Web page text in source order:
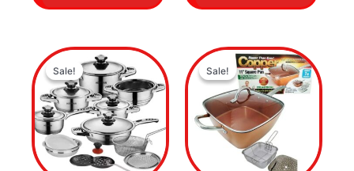
Sale!
Sale!
Original
price
was:
$849,900.00.
Current
price
is:
$499,900.00.
Sale!
Sale!
Original
price
was:
Current
price
is: